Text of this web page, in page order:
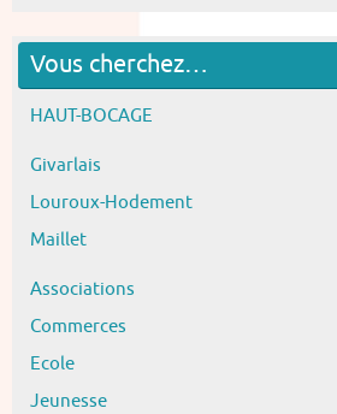
Vous cherchez…
HAUT-BOCAGE
Givarlais
Louroux-Hodement
Maillet
Associations
Commerces
Ecole
Jeunesse